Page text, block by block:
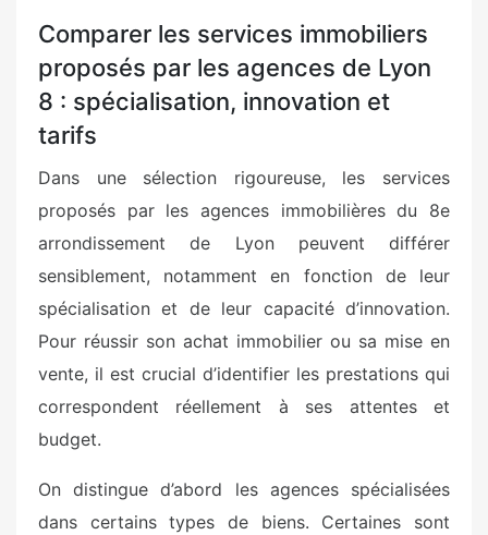
Comparer les services immobiliers
proposés par les agences de Lyon
8 : spécialisation, innovation et
tarifs
Dans une sélection rigoureuse, les services
proposés par les agences immobilières du 8e
arrondissement de Lyon peuvent différer
sensiblement, notamment en fonction de leur
spécialisation et de leur capacité d’innovation.
Pour réussir son achat immobilier ou sa mise en
vente, il est crucial d’identifier les prestations qui
correspondent réellement à ses attentes et
budget.
On distingue d’abord les agences spécialisées
dans certains types de biens. Certaines sont